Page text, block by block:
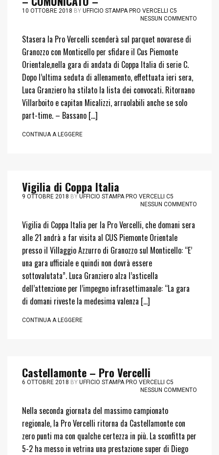
10 OTTOBRE 2018 BY UFFICIO STAMPA PRO VERCELLI C5
NESSUN COMMENTO
Stasera la Pro Vercelli scenderà sul parquet novarese di
Granozzo con Monticello per sfidare il Cus Piemonte
Orientale,nella gara di andata di Coppa Italia di serie C.
Dopo l’ultima seduta di allenamento, effettuata ieri sera,
Luca Granziero ha stilato la lista dei convocati. Ritornano
Villarboito e capitan Micalizzi, arruolabili anche se solo
part-time. – Bassano […]
CONTINUA A LEGGERE
Vigilia di Coppa Italia
9 OTTOBRE 2018 BY UFFICIO STAMPA PRO VERCELLI C5
NESSUN COMMENTO
Vigilia di Coppa Italia per la Pro Vercelli, che domani sera
alle 21 andrà a far visita al CUS Piemonte Orientale
presso il Villaggio Azzurro di Granozzo sul Monticello: “E’
una gara ufficiale e quindi non dovrà essere
sottovalutata”. Luca Granziero alza l’asticella
dell’attenzione per l’impegno infrasettimanale: “La gara
di domani riveste la medesima valenza […]
CONTINUA A LEGGERE
Castellamonte – Pro Vercelli
6 OTTOBRE 2018 BY UFFICIO STAMPA PRO VERCELLI C5
NESSUN COMMENTO
Nella seconda giornata del massimo campionato
regionale, la Pro Vercelli ritorna da Castellamonte con
zero punti ma con qualche certezza in più. La sconfitta per
5-2 ha messo in vetrina una prestazione super di Diego